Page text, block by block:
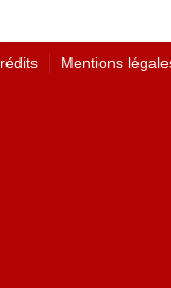
Mentions